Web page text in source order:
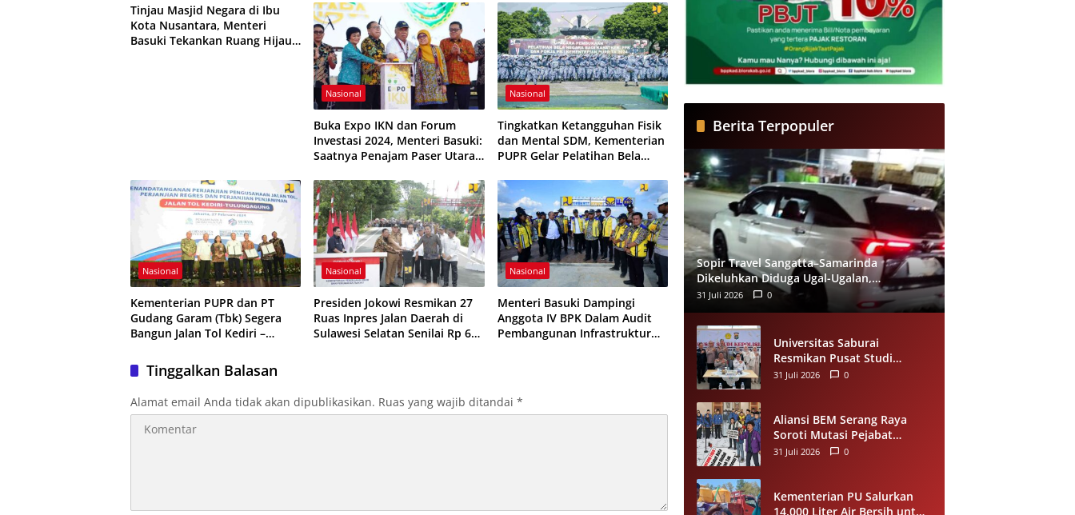
Menuju Indonesia Emas 2045
Bangsa
Tinjau Masjid Negara di Ibu
Kota Nusantara, Menteri
Basuki Tekankan Ruang Hijau,
Nasional
Buka Expo IKN dan Forum
Investasi 2024, Menteri Basuki:
Saatnya Penajam Paser Utara
Nasional
Tingkatkan Ketangguhan Fisik
dan Mental SDM, Kementerian
PUPR Gelar Pelatihan Bela
dan Pokja PBJ Angkatan III
Tahun 2024
Nasional
Kementerian PUPR dan PT
Gudang Garam (Tbk) Segera
Bangun Jalan Tol Kediri –
km di Jawa Timur
Nasional
Presiden Jokowi Resmikan 27
Ruas Inpres Jalan Daerah di
Sulawesi Selatan Senilai Rp 669
Nasional
Menteri Basuki Dampingi
Anggota IV BPK Dalam Audit
Pembangunan Infrastruktur
Tinggalkan Balasan
Alamat email Anda tidak akan dipublikasikan. Ruas yang wajib ditandai *
Berita Terpopuler
Sopir Travel Sangatta–Samarinda
Dikeluhkan Diduga Ugal-Ugalan,
Penumpang Minta Evaluasi Layanan
31 Juli 2026 0
Universitas Saburai
Resmikan Pusat Studi
Kepolisian, Gandeng Polda
31 Juli 2026 0
Aliansi BEM Serang Raya
Soroti Mutasi Pejabat
Pemkot Serang, Minta
31 Juli 2026 0
Kementerian PU Salurkan
14.000 Liter Air Bersih untuk